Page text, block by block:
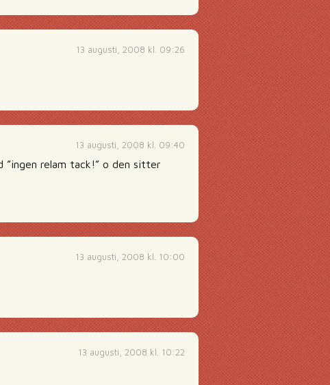
13 augusti, 2008 kl. 09:26
13 augusti, 2008 kl. 09:40
”ingen relam tack!” o den sitter
13 augusti, 2008 kl. 10:00
13 augusti, 2008 kl. 10:22